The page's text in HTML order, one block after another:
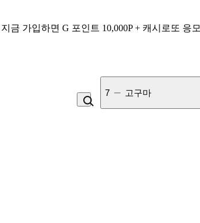
지금 가입하면 G 포인트 10,000P + 캐시로또 응
7 고구마